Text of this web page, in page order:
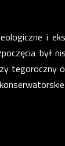
i
był
tegoroczny